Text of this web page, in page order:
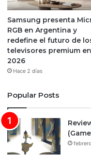
Samsung presenta
RGB en Argentina y
redefine el futuro de
televisores premium en
2026
Hace 2 días
Popular Posts